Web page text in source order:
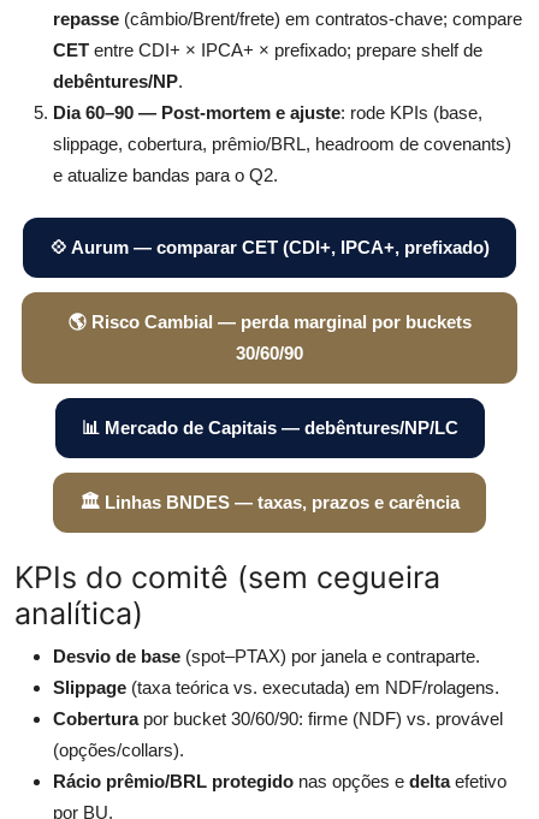
repasse (câmbio/Brent/frete) em contratos-chave; compare
CET entre CDI+ × IPCA+ × prefixado; prepare shelf de
debêntures/NP.
Dia 60–90 — Post-mortem e ajuste: rode KPIs (base,
slippage, cobertura, prêmio/BRL, headroom de covenants)
e atualize bandas para o Q2.
💠 Aurum — comparar CET (CDI+, IPCA+, prefixado)
🌎 Risco Cambial — perda marginal por buckets
30/60/90
📊 Mercado de Capitais — debêntures/NP/LC
🏛️ Linhas BNDES — taxas, prazos e carência
KPIs do comitê (sem cegueira
analítica)
Desvio de base (spot–PTAX) por janela e contraparte.
Slippage (taxa teórica vs. executada) em NDF/rolagens.
Coberturapor bucket 30/60/90: firme (NDF) vs. provável
(opções/collars).
Rácio prêmio/BRL protegido nas opções e deltaefetivo
por BU.